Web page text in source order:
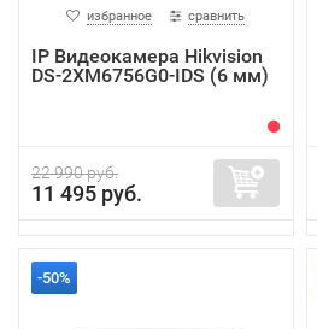
избранное сравнить
IP Видеокамера Hikvision
DS-2XM6756G0-IDS (6 мм)
22 990 руб.
11 495 руб.
-50%